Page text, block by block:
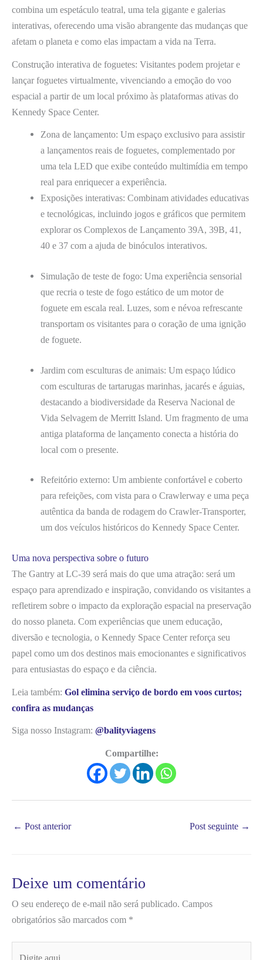
combina um espetáculo teatral, uma tela gigante e galerias
interativas, oferecendo uma visão abrangente das mudanças que
afetam o planeta e como elas impactam a vida na Terra.
Construção interativa de foguetes: Visitantes podem projetar e
lançar foguetes virtualmente, vivenciando a emoção do voo
espacial a partir de um local próximo às plataformas ativas do
Kennedy Space Center.
Zona de lançamento: Um espaço exclusivo para assistir
a lançamentos reais de foguetes, complementado por
uma tela LED que exibe conteúdo multimídia em tempo
real para enriquecer a experiência.
Exposições interativas: Combinam atividades educativas
e tecnológicas, incluindo jogos e gráficos que permitem
explorar os Complexos de Lançamento 39A, 39B, 41,
40 e 37 com a ajuda de binóculos interativos.
Simulação de teste de fogo: Uma experiência sensorial
que recria o teste de fogo estático de um motor de
foguete em escala real. Luzes, som e névoa refrescante
transportam os visitantes para o coração de uma ignição
de foguete.
Jardim com esculturas de animais: Um espaço lúdico
com esculturas de tartarugas marinhas, jacarés e águias,
destacando a biodiversidade da Reserva Nacional de
Vida Selvagem de Merritt Island. Um fragmento de uma
antiga plataforma de lançamento conecta a história do
local com o presente.
Refeitório externo: Um ambiente confortável e coberto
para refeições, com vista para o Crawlerway e uma peça
autêntica da banda de rodagem do Crawler-Transporter,
um dos veículos históricos do Kennedy Space Center.
Uma nova perspectiva sobre o futuro
The Gantry at LC-39 será mais do que uma atração: será um
espaço para aprendizado e inspiração, convidando os visitantes a
refletirem sobre o impacto da exploração espacial na preservação
do nosso planeta. Com experiências que unem educação,
diversão e tecnologia, o Kennedy Space Center reforça seu
papel como um dos destinos mais emocionantes e significativos
para entusiastas do espaço e da ciência.
Leia também: Gol elimina serviço de bordo em voos curtos;
confira as mudanças
Siga nosso Instagram: @balityviagens
Compartilhe:
← Post anterior Post seguinte →
Deixe um comentário
O seu endereço de e-mail não será publicado. Campos
obrigatórios são marcados com *